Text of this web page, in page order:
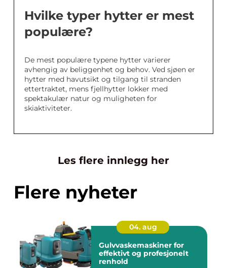
Hvilke typer hytter er mest
populære?
De mest populære typene hytter varierer
avhengig av beliggenhet og behov. Ved sjøen er
hytter med havutsikt og tilgang til stranden
ettertraktet, mens fjellhytter lokker med
spektakulær natur og muligheten for
skiaktiviteter.
Les flere innlegg her
Flere nyheter
04. aug
Gulvvaskemaskiner for
effektivt og profesjonelt
renhold